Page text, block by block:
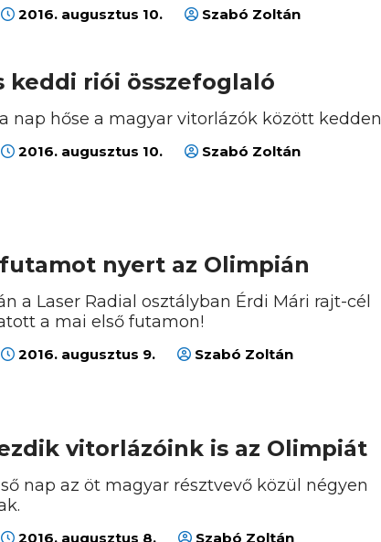
2016. augusztus 10. Szabó Zoltán
keddi riói összefoglaló
nap hőse a magyar vitorlázók között kedden
2016. augusztus 10. Szabó Zoltán
nyert az Olimpián
a Laser Radial osztályban Érdi Mári rajt-cél
a mai első futamon!
2016. augusztus 9. Szabó Zoltán
vitorlázóink is az Olimpiát
nap az öt magyar résztvevő közül négyen
2016. augusztus 8. Szabó Zoltán